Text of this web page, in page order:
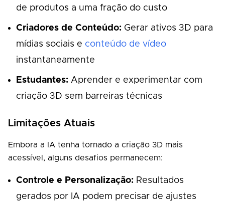
de produtos a uma fração do custo
Criadores de Conteúdo: Gerar ativos 3D para
mídias sociais e conteúdo de vídeo
instantaneamente
Estudantes: Aprender e experimentar com
criação 3D sem barreiras técnicas
Limitações Atuais
Embora a IA tenha tornado a criação 3D mais
acessível, alguns desafios permanecem:
Controle e Personalização: Resultados
gerados por IA podem precisar de ajustes